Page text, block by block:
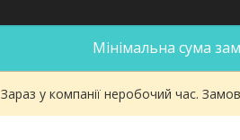
Мінімальна сума
Зараз у компанії неробочий час.